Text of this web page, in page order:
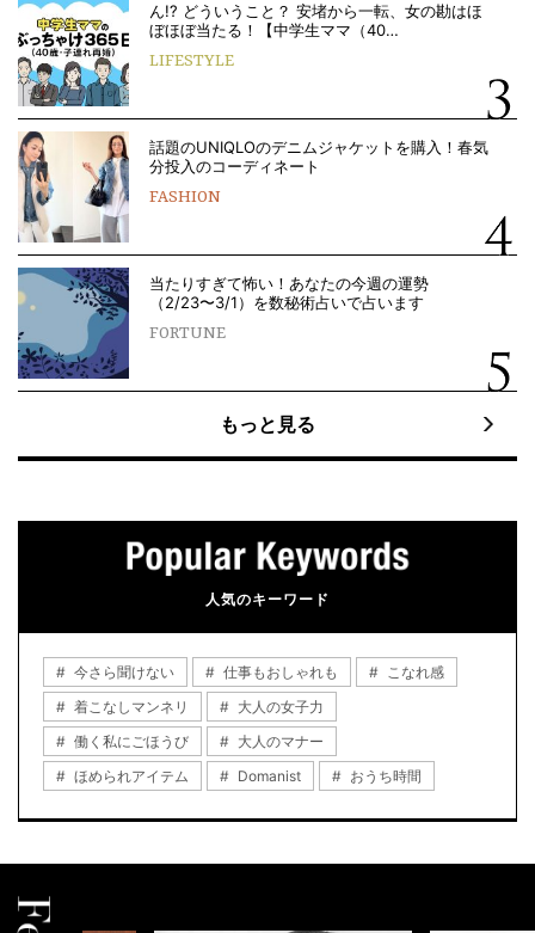
ん!? どういうこと？ 安堵から一転、女の勘はほ
ぼほぼ当たる！【中学生ママ（40…
LIFESTYLE
話題のUNIQLOのデニムジャケットを購入！春気
分投入のコーディネート
FASHION
当たりすぎて怖い！あなたの今週の運勢
（2/23〜3/1）を数秘術占いで占います
FORTUNE
もっと見る
人気のキーワード
今さら聞けない 仕事もおしゃれも
こなれ感
着こなしマンネリ
大人の女子力
働く私にごほうび
大人のマナー
ほめられアイテム
Domanist おうち時間